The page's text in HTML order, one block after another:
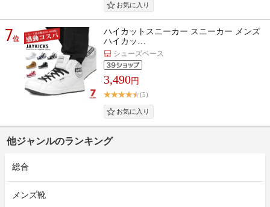
7位
ハイカットスニーカー スニーカー メンズ
ハイカッ…
シューズベース
3,490円
(5)
他ジャンルのランキング
総合
メンズ靴